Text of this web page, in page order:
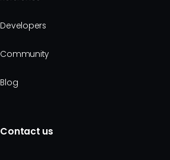
Developers
Community
Blog
Contact us